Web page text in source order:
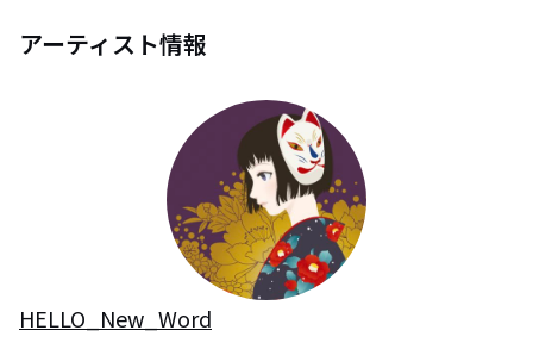
アーティスト情報
HELLO_New_Word